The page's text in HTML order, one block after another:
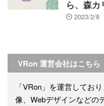
ら、森カ
2023/2/8
VRon 運営会社はこちら
「VRon」を運営してお
像、Webデザインなどの